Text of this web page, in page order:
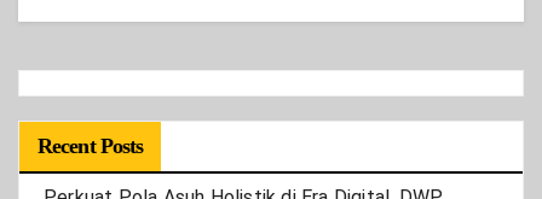
Recent Posts